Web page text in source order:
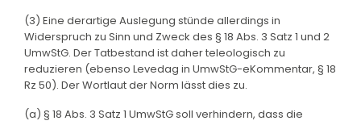
(3) Eine derartige Auslegung stünde allerdings in
Widerspruch zu Sinn und Zweck des § 18 Abs. 3 Satz 1 und 2
UmwStG. Der Tatbestand ist daher teleologisch zu
reduzieren (ebenso Levedag in UmwStG-eKommentar, § 18
Rz 50). Der Wortlaut der Norm lässt dies zu.
(a) § 18 Abs. 3 Satz 1 UmwStG soll verhindern, dass die